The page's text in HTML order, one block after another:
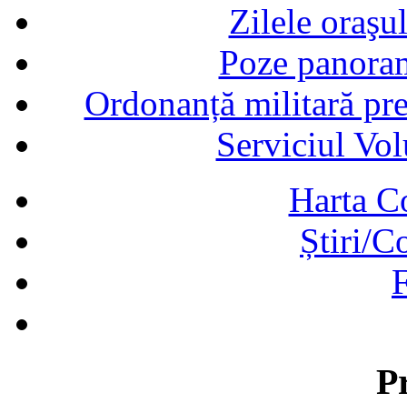
Zilele
Poze
Ordonanță militară
Serviciul
Harta
Știri/